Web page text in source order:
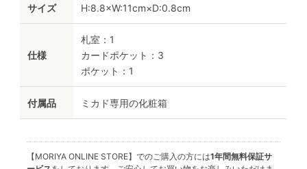
サイズ H:8.8×W:11cm×D:0.8cm
仕様
札室：1
カードポケット：3
ポケット：1
付属品 ミカド専用の化粧箱
【MORIYA ONLINE STORE】でのご購入の方には1年間無料保証サ